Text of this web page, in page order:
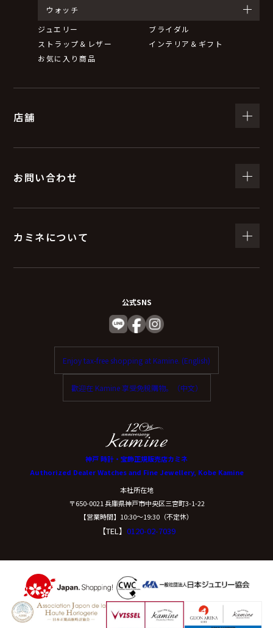
ウォッチ
ジュエリー
ブライダル
ストラップ＆レザー
インテリア＆ギフト
お気に入り商品
店舗
お問い合わせ
カミネについて
公式SNS
Enjoy tax-free shopping at Kamine. (English)
歡迎在 Kamine 享受免稅購物。（中文）
神戸 時計・宝飾正規販売店カミネ
Authorized Dealer Watches and Fine Jewellery, Kobe Kamine
本社所在地
〒650-0021 兵庫県神戸市中央区三宮町3-1-22
【営業時間】10:30〜19:30（不定休）
【TEL】 0120-02-7039